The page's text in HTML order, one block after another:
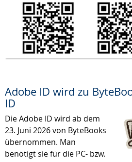
Adobe ID wird zu
ID
Die Adobe ID wird ab dem
23. Juni 2026 von ByteBooks
übernommen. Man
benötigt sie für die PC- bzw.